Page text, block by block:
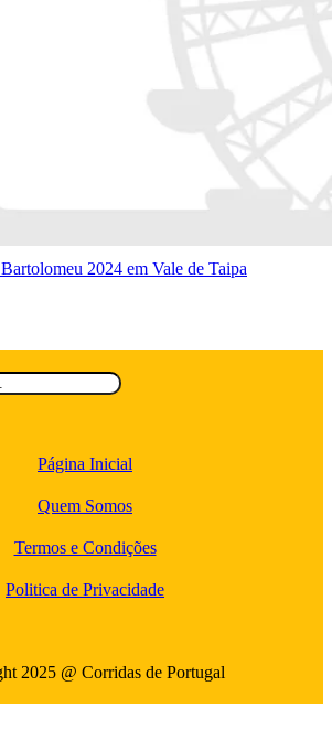
2024 em Vale de Taipa
Página Inicial
Quem Somos
Termos e Condições
Politica de Privacidade
2025 @ Corridas de Portugal